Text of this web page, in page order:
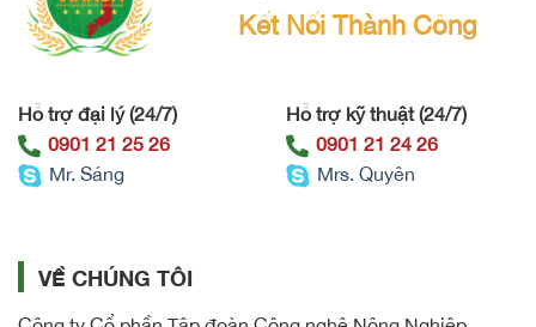
Kết Nối Thành Công
Hỗ trợ đại lý (24/7)
0901 21 25 26
Mr. Sáng
Hỗ trợ kỹ thuật (24/7)
0901 21 24 26
Mrs. Quyên
VỀ CHÚNG TÔI